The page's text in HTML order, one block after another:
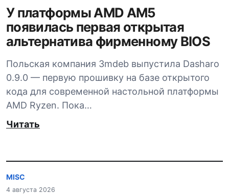
У платформы AMD AM5
появилась первая открытая
альтернатива фирменному BIOS
Польская компания 3mdeb выпустила Dasharo
0.9.0 — первую прошивку на базе открытого
кода для современной настольной платформы
AMD Ryzen. Пока…
Читать
MISC
4 августа 2026